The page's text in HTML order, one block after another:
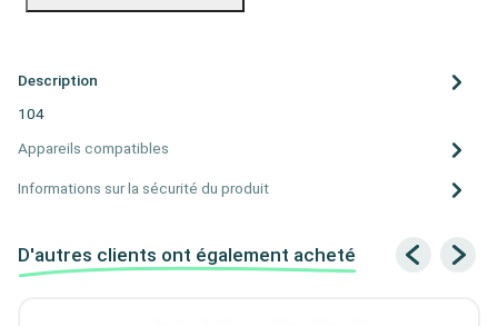
Description
104
Appareils compatibles
Informations sur la sécurité du produit
D'autres clients ont également acheté